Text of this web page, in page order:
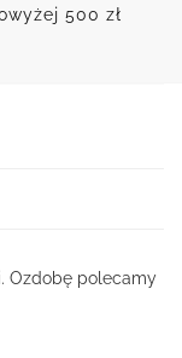
500 zł
Ozdobę polecamy